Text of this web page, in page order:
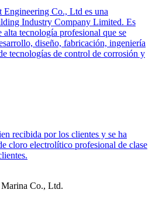
Co., Ltd es una
Industry Company Limited. Es
alta tecnología profesional que se
diseño, fabricación, ingeniería
tecnologías de control de corrosión y
recibida por los clientes y se ha
cloro electrolítico profesional de clase
Co., Ltd.